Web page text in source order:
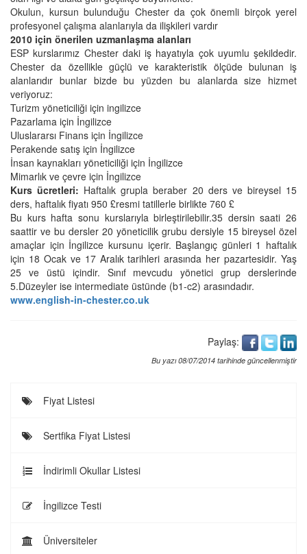
Okulun, kursun bulunduğu Chester da çok önemli birçok yerel
profesyonel çalışma alanlarıyla da ilişkileri vardır
2010 için önerilen uzmanlaşma alanları
ESP kurslarımız Chester daki iş hayatıyla çok uyumlu şekildedir.
Chester da özellikle güçlü ve karakteristik ölçüde bulunan iş
alanlarıdır bunlar bizde bu yüzden bu alanlarda size hizmet
veriyoruz:
Turizm yöneticiliği için ingilizce
Pazarlama için İngilizce
Uluslararsı Finans için İngilizce
Perakende satış için İngilizce
İnsan kaynakları yöneticiliği için İngilizce
Mimarlık ve çevre için İngilizce
Kurs ücretleri: Haftalık grupla beraber 20 ders ve bireysel 15
ders, haftalık fiyatı 950 £resmi tatillerle birlikte 760 £
Bu kurs hafta sonu kurslarıyla birleştirilebilir.35 dersin saati 26
saattir ve bu dersler 20 yöneticilik grubu dersiyle 15 bireysel özel
amaçlar için İngilizce kursunu içerir. Başlangıç günleri 1 haftalık
için 18 Ocak ve 17 Aralık tarihleri arasında her pazartesidir. Yaş
25 ve üstü içindir. Sınıf mevcudu yönetici grup derslerinde
5.Düzeyler ise intermediate üstünde (b1-c2) arasındadır.
www.english-in-chester.co.uk
Paylaş:
Bu yazı 08/07/2014 tarihinde güncellenmiştir
Fiyat Listesi
Sertfika Fiyat Listesi
İndirimli Okullar Listesi
İngilizce Testi
Üniversiteler